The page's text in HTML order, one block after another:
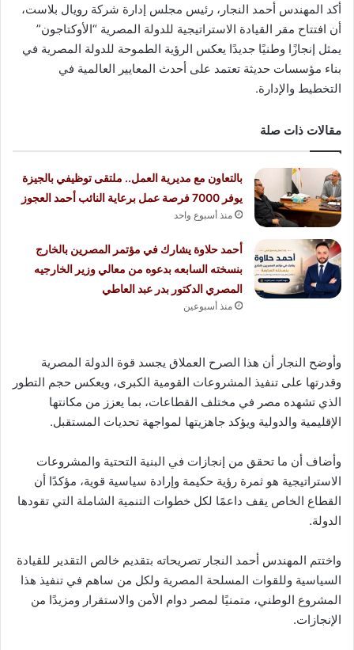
أكد المهندس أحمد النجار، رئيس مجلس إدارة شركة رويال بلاست،
أن افتتاح مقر القيادة الاستراتيجية للدولة المصرية “الأوكتاجون”
يمثل إنجازًا وطنيًا جديدًا يعكس الرؤية الطموحة للدولة المصرية في
بناء مؤسسات حديثة تعتمد على أحدث المعايير العالمية في
التخطيط والإدارة.
مقالات ذات صلة
بالتعاون مع مديرية العمل.. ملتقى توظيفي بالجيزة
يوفر 7000 فرصة عمل برعاية النائب أحمد العجوز
منذ أسبوع واحد
أحمد حلاوة يشارك في مؤتمر المصرين بالخارج
بنسخته السابعه بدعوه من معالي وزير الخارجيه
المصري الدكتور بدر عبد العاطي
منذ أسبوعين
وأوضح النجار أن هذا الصرح العملاق يجسد قوة الدولة المصرية
وقدرتها على تنفيذ المشروعات القومية الكبرى، ويعكس حجم التطور
الذي تشهده مصر في مختلف القطاعات، بما يعزز من مكانتها
الإقليمية والدولية ويؤكد جاهزيتها لمواجهة تحديات المستقبل.
وأضاف أن ما تحقق من إنجازات في البنية التحتية والمشروعات
الاستراتيجية هو ثمرة رؤية حكيمة وإرادة سياسية قوية، مؤكدًا أن
القطاع الخاص يقف داعمًا لكل خطوات التنمية الشاملة التي تقودها
الدولة.
واختتم المهندس أحمد النجار تصريحاته بتقديم خالص التقدير للقيادة
السياسية وللقوات المسلحة المصرية ولكل من ساهم في تنفيذ هذا
المشروع الوطني، متمنيًا لمصر دوام الأمن والاستقرار ومزيدًا من
الإنجازات.